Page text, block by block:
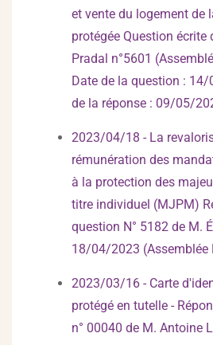
et vente du logement de
protégée Question écrite
Pradal n°5601
Date de la question :
de la réponse : 09/05/
2023/04/18 - La
rémunération des
à la protection des
titre individuel (MJPM)
question N° 5182 de M.
18/04/2023 (Assemblée
2023/03/16 - Carte
protégé en tutelle -
n° 00040 de M. Antoine